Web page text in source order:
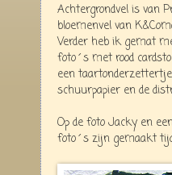
Achtergrondvel is van
bloemenvel van
Verder heb ik gemat
foto´s met rood
een
schuurpapier en de
Op de foto Jacky en
foto´s zijn gemaakt